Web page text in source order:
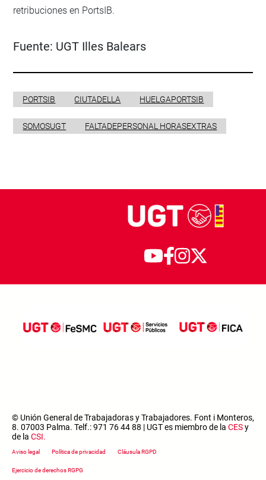
retribuciones en PortsIB.
Fuente: UGT Illes Balears
PORTSIB CIUTADELLA HUELGAPORTSIB
SOMOSUGT FALTADEPERSONAL HORASEXTRAS
© Unión General de Trabajadoras y Trabajadores. Font i Monteros,
8. 07003 Palma. Telf.: 971 76 44 88 | UGT es miembro de la CESy
de la CSI.
Footer menu
Aviso legal Política de privacidad Cláusula RGPD
Ejercicio de derechos RGPG